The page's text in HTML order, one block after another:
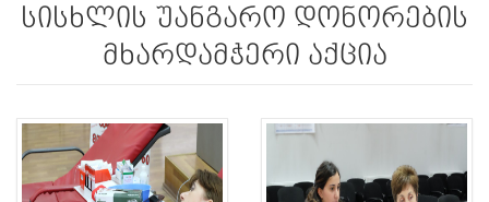
სისხლის უანგარო დონორების
მხარდამჭერი აქცია